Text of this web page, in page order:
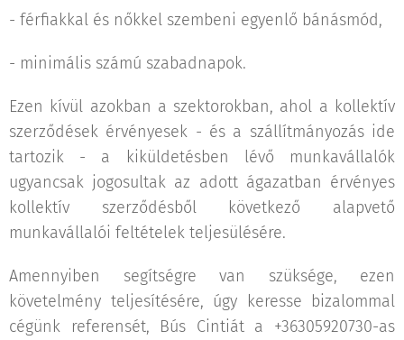
- férfiakkal és nőkkel szembeni egyenlő bánásmód,
- minimális számú szabadnapok.
Ezen kívül azokban a szektorokban, ahol a kollektív
szerződések érvényesek - és a szállítmányozás ide
tartozik - a kiküldetésben lévő munkavállalók
ugyancsak jogosultak az adott ágazatban érvényes
kollektív szerződésből következő alapvető
munkavállalói feltételek teljesülésére.
Amennyiben segítségre van szüksége, ezen
követelmény teljesítésére, úgy keresse bizalommal
cégünk referensét, Bús Cintiát a +36305920730-as